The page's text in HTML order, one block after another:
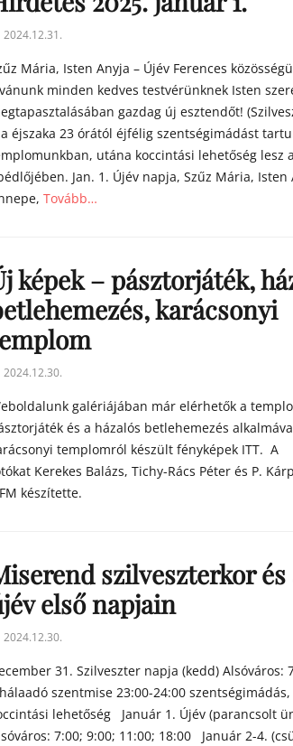
2024.12.31.
Mária, Isten Anyja – Újév Ferences
minden kedves testvérünknek Isten
gazdag új esztendőt!
éjszaka 23 órától éjfélig szentségimádást
utána koccintási lehetőség lesz
Jan. 1. Újév napja, Szűz Mária, Isten
Tovább…
képek – pásztorjáték,
karácsonyi
2024.12.30.
galériájában már elérhetők a
és a házalós betlehemezés
templomról készült fényképek ITT. A
Kerekes Balázs, Tichy-Rács Péter és P.
készítette.
szilveszterkor és
első napjain
2024.12.30.
31. Szilveszter napja (kedd) Alsóváros:
szentmise 23:00-24:00
lehetőség Január 1. Újév (parancsolt
7:00; 9:00; 11:00; 18:00 Január 2-4.